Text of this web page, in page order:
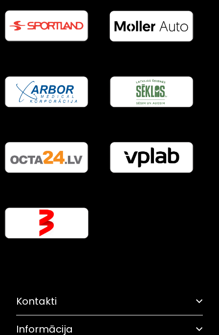
Kontakti
Adrese: Grostonas iela 6B, Rīga
Informācija